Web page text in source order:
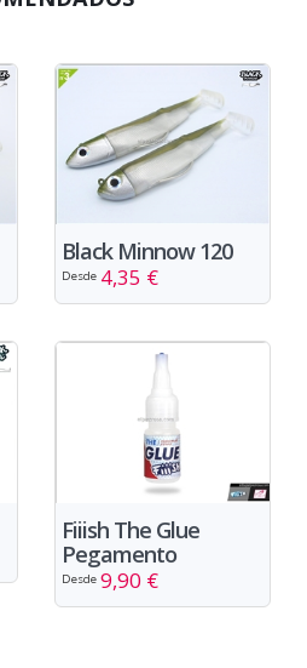
Black Minnow 120
Desde 4,35 €
Fiiish The Glue
Pegamento
Desde 9,90 €